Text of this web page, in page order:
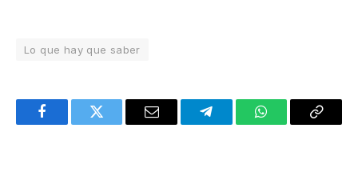
Lo que hay que saber
FacebookTwitter Email TelegramWhatsAppCopy